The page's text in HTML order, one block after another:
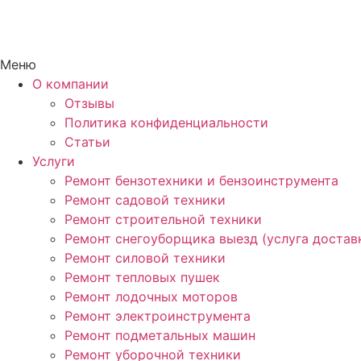
Меню
О компании
Отзывы
Политика конфиденциальности
Статьи
Услуги
Ремонт бензотехники и бензоинструмента
Ремонт садовой техники
Ремонт строительной техники
Ремонт снегоуборщика выезд (услуга
Ремонт силовой техники
Ремонт тепловых пушек
Ремонт лодочных моторов
Ремонт электроинструмента
Ремонт подметальных машин
Ремонт уборочной техники